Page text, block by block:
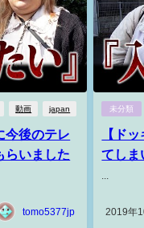
動画 japan
今後のテレ
らいました
tomo5377jp
未分類
【ド
てしま
2019年